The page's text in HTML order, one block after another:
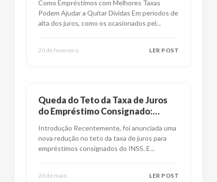
Como Empréstimos com Melhores Taxas
Podem Ajudar a Quitar Dívidas Em períodos de
alta dos juros, como os ocasionados pel...
20 de fevereiro LER POST
Queda do Teto da Taxa de Juros
do Empréstimo Consignado:
Introdução Recentemente, foi anunciada uma
nova redução no teto da taxa de juros para
empréstimos consignados do INSS. E...
20 de maio LER POST